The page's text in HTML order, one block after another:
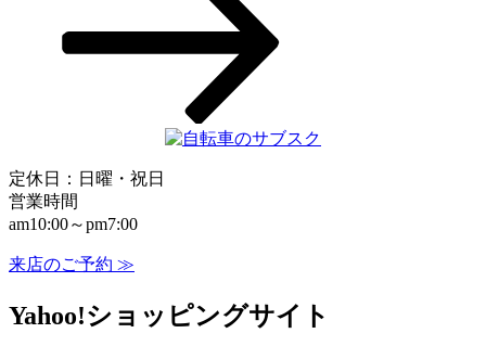
定休日：日曜・祝日
営業時間
am10:00～pm7:00
来店のご予約 ≫
Yahoo!ショッピングサイト